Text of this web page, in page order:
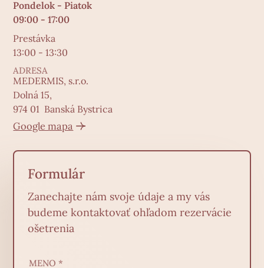
Pondelok - Piatok
09:00 - 17:00
Prestávka
13:00 - 13:30
ADRESA
MEDERMIS, s.r.o.
Dolná 15,
974 01 Banská Bystrica
Google mapa
Formulár
Zanechajte nám svoje údaje a my vás
budeme kontaktovať ohľadom rezervácie
ošetrenia